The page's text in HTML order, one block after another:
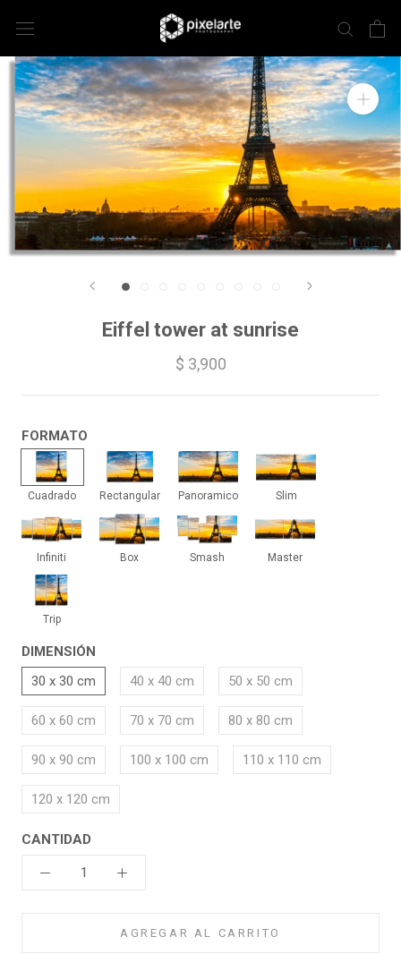
Eiffel tower at sunrise
$ 3,900
FORMATO
Cuadrado
Cuadrado
Rectangular
Rectangular
Panoramico
Panoramico
Slim
Slim
Infiniti
Infiniti
Box
Box
Smash
Smash
Master
Master
Trip
Trip
DIMENSIÓN
30 x 30 cm
40 x 40 cm 50 x 50 cm
60 x 60 cm 70 x 70 cm 80 x 80 cm
90 x 90 cm 100 x 100 cm 110 x 110 cm
120 x 120 cm
CANTIDAD
AGREGAR AL CARRITO